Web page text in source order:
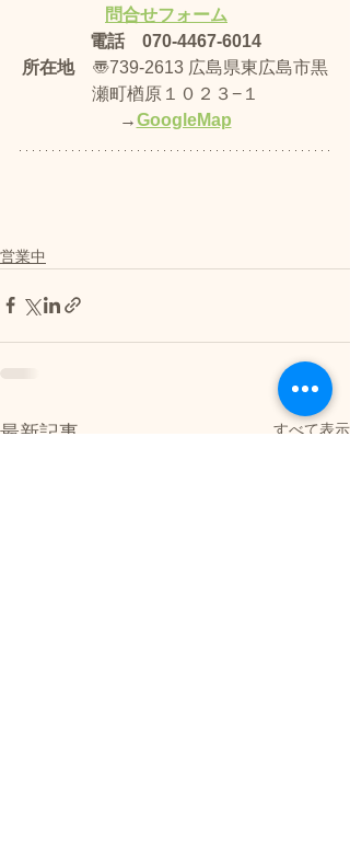
問合せフォーム
電話　070-4467-6014
所在地 〠739-2613 広島県東広島市黒
瀬町楢原１０２３−１
→GoogleMap
営業中
最新記事 すべて表示